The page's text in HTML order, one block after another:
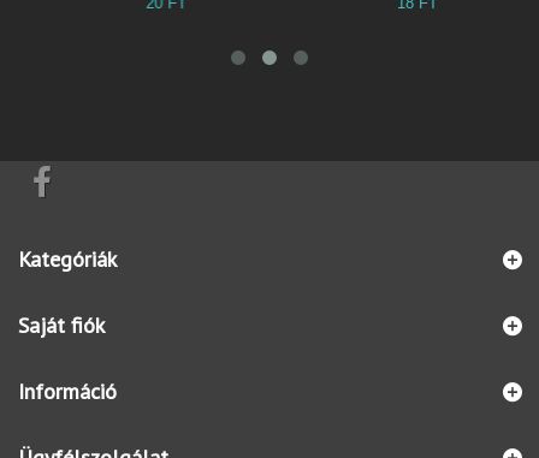
Kategóriák
Saját fiók
Információ